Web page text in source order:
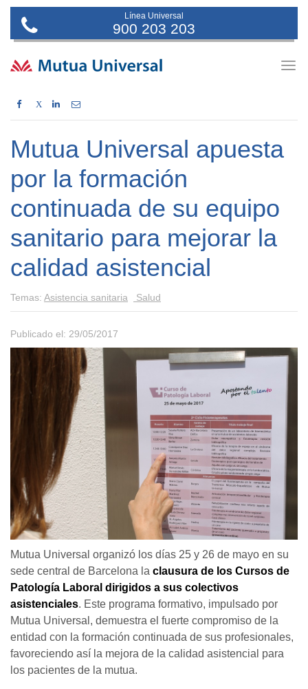
Línea Universal
900 203 203
X
Mutua Universal apuesta
por la formación
continuada de su equipo
sanitario para mejorar la
calidad asistencial
Temas: Asistencia sanitaria Salud
Publicado el: 29/05/2017
Mutua Universal organizó los días 25 y 26 de mayo en su
sede central de Barcelona la clausura de los Cursos de
Patología Laboral dirigidos a sus colectivos
asistenciales. Este programa formativo, impulsado por
Mutua Universal, demuestra el fuerte compromiso de la
entidad con la formación continuada de sus profesionales,
favoreciendo así la mejora de la calidad asistencial para
los pacientes de la mutua.